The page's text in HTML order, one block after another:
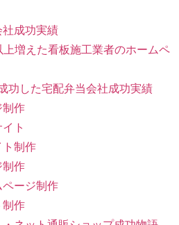
成功実績
上増えた看板施工業者のホームペ
功した宅配弁当会社成功実績
制作
ト
ト制作
制作
ページ制作
制作